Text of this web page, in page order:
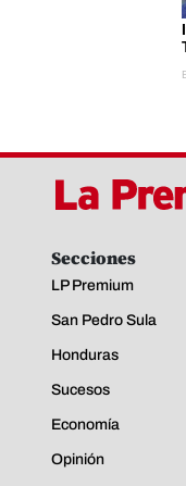
Secciones
LP Premium
San Pedro Sula
Honduras
Sucesos
Economía
Opinión